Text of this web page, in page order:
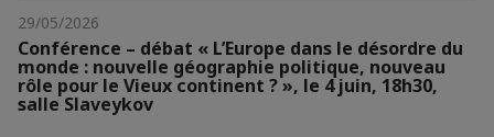
29/05/2026
Conférence – débat « L’Europe dans le désordre du
monde : nouvelle géographie politique, nouveau
rôle pour le Vieux continent ? », le 4 juin, 18h30,
salle Slaveykov